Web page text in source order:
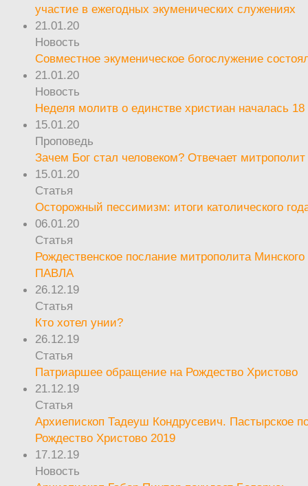
участие в ежегодных экуменических служениях
21.01.20
Новость
Совместное экуменическое богослужение
21.01.20
Новость
Неделя молитв о единстве христиан началась 18
15.01.20
Проповедь
Зачем Бог стал человеком? Отвечает
15.01.20
Статья
Осторожный пессимизм: итоги католического
06.01.20
Статья
Рождественское послание митрополита Минского
ПАВЛА
26.12.19
Статья
Кто хотел унии?
26.12.19
Статья
Патриаршее обращение на Рождество Христово
21.12.19
Статья
Архиепископ Тадеуш Кондрусевич. Пастырское
Рождество Христово 2019
17.12.19
Новость